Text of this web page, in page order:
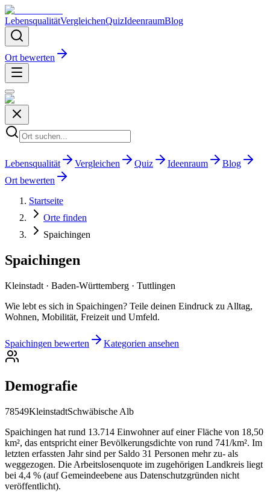
LebensqualitätVergleichenQuizIdeenraumBlog
Ort bewerten
Lebensqualität Vergleichen Quiz Ideenraum
Blog
Ort bewerten
Startseite
Orte finden
Spaichingen
Spaichingen
Kleinstadt · Baden-Württemberg · Tuttlingen
Wie lebt es sich in Spaichingen? Teile deinen Eindruck zu Alltag,
Wohnen, Mobilität, Freizeit und Umfeld.
Spaichingen bewerten Kategorien ansehen
Demografie
78549KleinstadtSchwäbische Alb
Spaichingen hat rund 13.714 Einwohner auf einer Fläche von 18,50
km², das entspricht einer Bevölkerungsdichte von rund 741/km². Im
letzten erfassten Jahr sind per Saldo 31 Personen mehr zu- als
weggezogen. Die Arbeitslosenquote im zugehörigen Landkreis liegt
bei 4,4 % (auf Gemeindeebene aus Datenschutzgründen nicht
veröffentlicht).